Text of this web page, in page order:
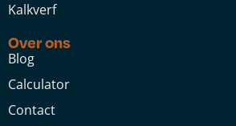
Kalkverf
Over ons
Blog
Calculator
Contact